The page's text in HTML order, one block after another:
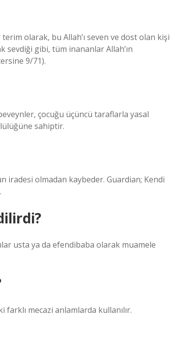
olarak, bu Allah’ı seven ve dost olan kişi
sevdiği gibi, tüm inananlar Allah’ın
9/71).
çocuğu üçüncü taraflarla yasal
sahiptir.
iradesi olmadan kaybeder. Guardian; Kendi
usta ya da efendibaba olarak muamele
mecazi anlamlarda kullanılır.